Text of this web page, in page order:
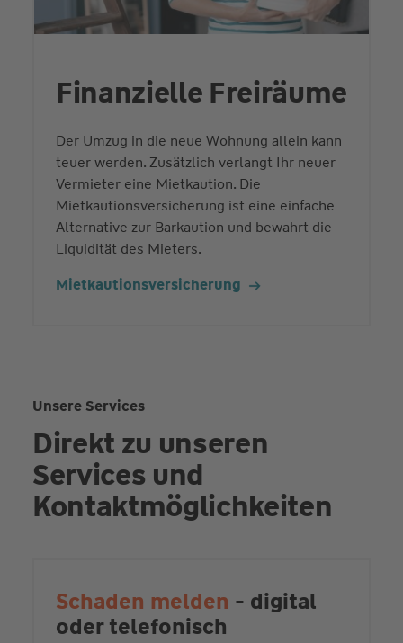
Finanzielle Freiräume
Der Umzug in die neue Wohnung allein kann
teuer werden. Zusätzlich verlangt Ihr neuer
Vermieter eine Mietkaution. Die
Mietkautionsversicherung ist eine einfache
Alternative zur Barkaution und bewahrt die
Liquidität des Mieters.
Mietkautions­versicherung
Unsere Services
Direkt zu unseren
Services und
Kontaktmöglichkeiten
Schaden melden - digital
oder telefonisch